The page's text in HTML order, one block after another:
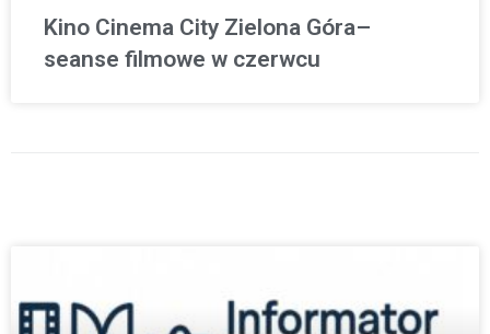
Kino Cinema City Zielona Góra–
seanse filmowe w czerwcu